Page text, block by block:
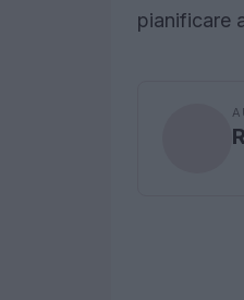
pianificare